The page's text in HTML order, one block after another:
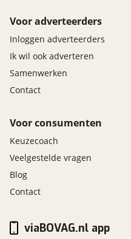
Voor adverteerders
Inloggen adverteerders
Ik wil ook adverteren
Samenwerken
Contact
Voor consumenten
Keuzecoach
Veelgestelde vragen
Blog
Contact
viaBOVAG.nl app